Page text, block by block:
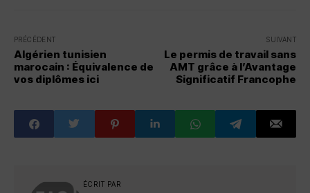
PRÉCÉDENT
Algérien tunisien
marocain : Équivalence de
vos diplômes ici
SUIVANT
Le permis de travail sans
AMT grâce à l’Avantage
Significatif Francophe
ÉCRIT PAR